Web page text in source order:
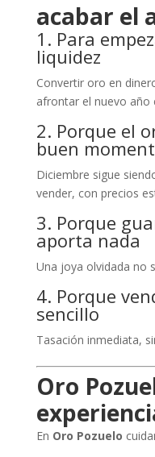
acabar el
1. Para
liquidez
Convertir oro en
afrontar el nuevo año
2. Porque el
buen
Diciembre sigue
vender, con precios
3. Porque
aporta nada
Una joya olvidada no
4. Porque
sencillo
Tasación inmediata,
Oro
En Oro Pozuelo